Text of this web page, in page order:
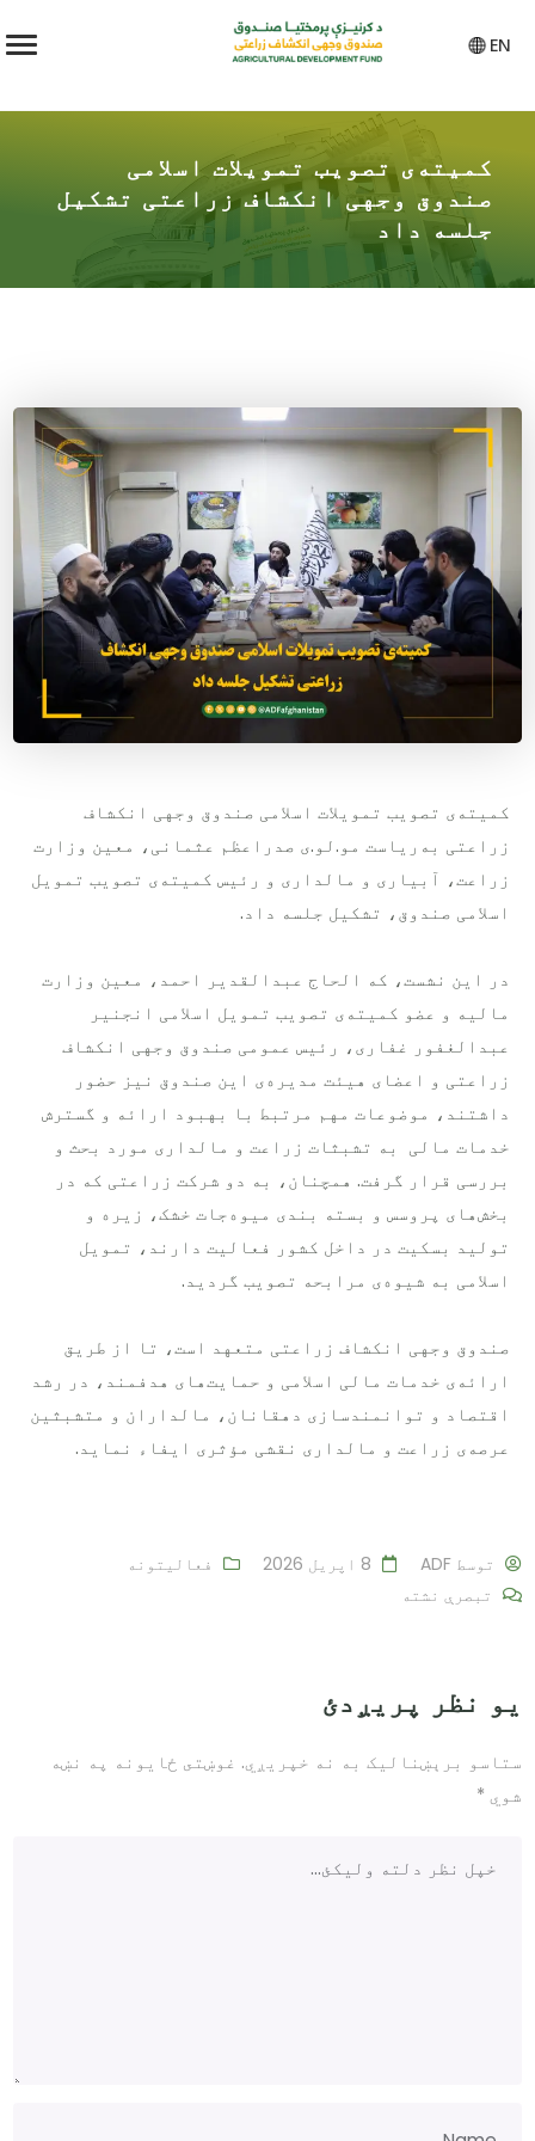
EN
کمیته‌ی تصویب تمویلات اسلامی
صندوق وجهی انکشاف زراعتی تشکیل
جلسه داد
کمیته‌ی تصویب تمویلات اسلامی صندوق وجهی انکشاف
زراعتی به‌ریاست مو.لو.ی صدراعظم عثمانی، معین وزارت
زراعت، آبیاری و مالداری و رئیس کمیته‌ی تصویب تمویل
اسلامی صندوق، تشکیل جلسه داد.
در این نشست، که الحاج عبدالقدیر احمد، معین وزارت
مالیه و عضو کمیته‌ی تصویب تمویل اسلامی انجنیر
عبدالغفور غفاری، رئیس عمومی صندوق وجهی انکشاف
زراعتی و اعضای هیئت مدیره‌ی این صندوق نیز حضور
داشتند، موضوعات مهم مرتبط با بهبود ارائه و گسترش
خدمات مالی به تشبثات زراعت و مالداری مورد بحث و
بررسی قرار گرفت. همچنان، به دو شرکت‌ زراعتی که در
بخش‌های پروسس و بسته بندی میوه‌جات خشک، زیره و
تولید بسکیت در داخل کشور فعالیت دارند، تمویل
اسلامی به شیوه‌ی مرابحه تصویب گردید.
صندوق وجهی انکشاف زراعتی متعهد است، تا از طریق
ارائه‌ی خدمات مالی اسلامی و حمایت‌های هدفمند، در رشد
اقتصاد و توانمندسازی دهقانان، مالداران و متشبثین
عرصه‌ی زراعت و مالداری نقشی مؤثری ایفاء نماید.
توسطADF 8 اپریل 2026
فعالیتونه
تبصرې نشته
یو نظر پریږدئ
ستاسو برېښناليک به نه خپريږي. غوښتى ځایونه په نښه
شوي *